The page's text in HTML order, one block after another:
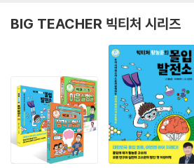
BIG TEACHER 빅티처 시리즈